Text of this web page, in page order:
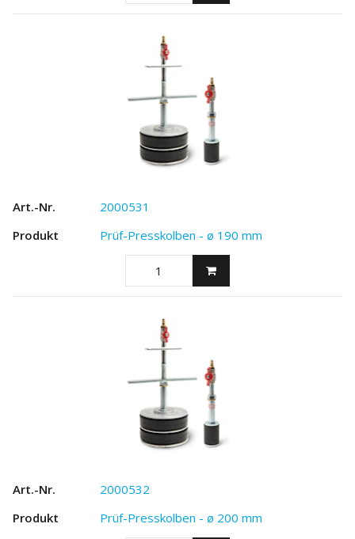
2000531
Prüf-Presskolben - ø 190 mm
2000532
Prüf-Presskolben - ø 200 mm